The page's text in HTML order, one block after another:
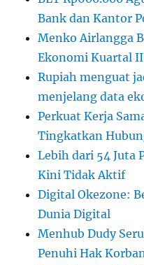
Bank dan Kantor
Menko Airlangga
Ekonomi Kuartal
Rupiah menguat
menjelang data
Perkuat Kerja
Tingkatkan
Lebih dari 54 Juta
Kini Tidak Aktif
Digital Okezone:
Dunia Digital
Menhub Dudy
Penuhi Hak